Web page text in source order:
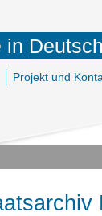
in
Projekt und